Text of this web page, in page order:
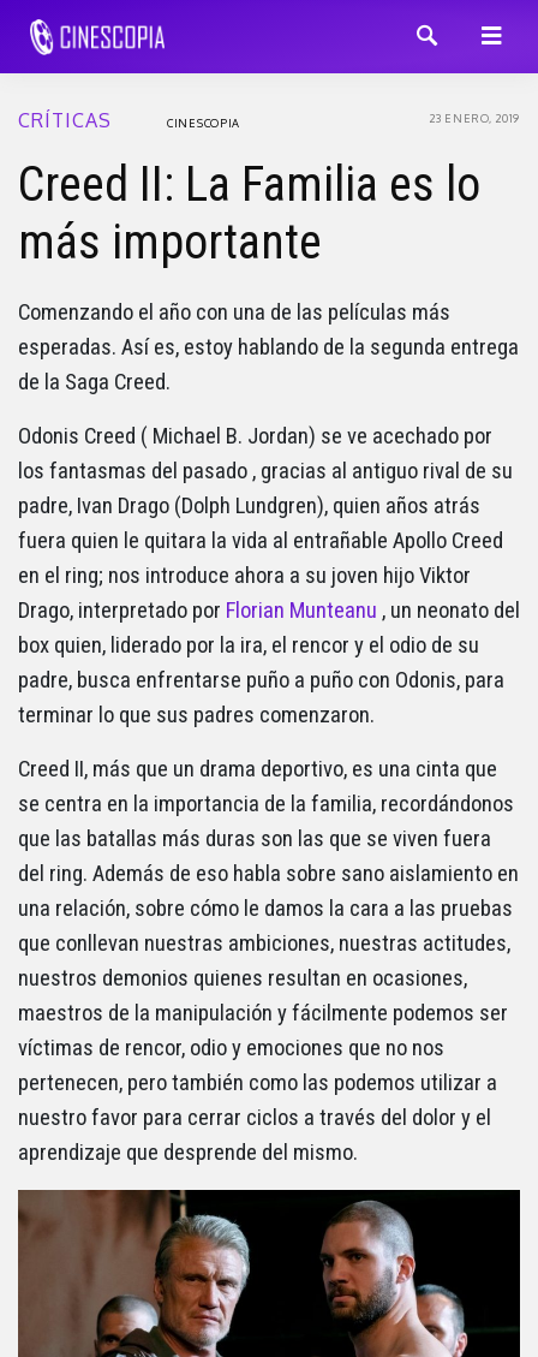
CRÍTICAS 23 ENERO, 2019
CINESCOPIA
Creed II: La Familia es lo
más importante
Comenzando el año con una de las películas más
esperadas. Así es, estoy hablando de la segunda entrega
de la Saga Creed.
Odonis Creed ( Michael B. Jordan) se ve acechado por
los fantasmas del pasado , gracias al antiguo rival de su
padre, Ivan Drago (Dolph Lundgren), quien años atrás
fuera quien le quitara la vida al entrañable Apollo Creed
en el ring; nos introduce ahora a su joven hijo Viktor
Drago, interpretado por Florian Munteanu , un neonato del
box quien, liderado por la ira, el rencor y el odio de su
padre, busca enfrentarse puño a puño con Odonis, para
terminar lo que sus padres comenzaron.
Creed II, más que un drama deportivo, es una cinta que
se centra en la importancia de la familia, recordándonos
que las batallas más duras son las que se viven fuera
del ring. Además de eso habla sobre sano aislamiento en
una relación, sobre cómo le damos la cara a las pruebas
que conllevan nuestras ambiciones, nuestras actitudes,
nuestros demonios quienes resultan en ocasiones,
maestros de la manipulación y fácilmente podemos ser
víctimas de rencor, odio y emociones que no nos
pertenecen, pero también como las podemos utilizar a
nuestro favor para cerrar ciclos a través del dolor y el
aprendizaje que desprende del mismo.